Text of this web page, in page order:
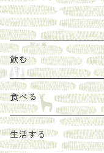
飲む
お茶
エキス
食べる
ジャム
生活する